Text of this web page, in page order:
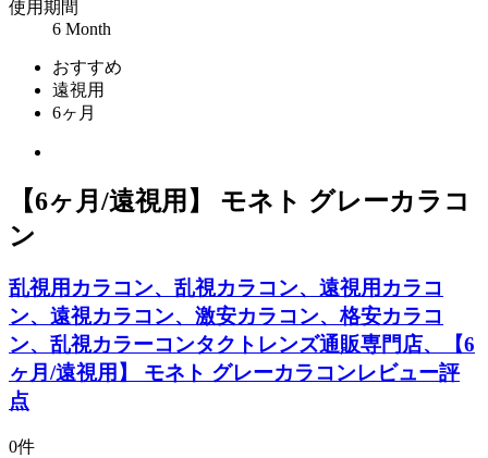
使用期間
6 Month
おすすめ
遠視用
6ヶ月
【6ヶ月/遠視用】 モネト グレーカラコ
ン
乱視用カラコン、乱視カラコン、遠視用カラコ
ン、遠視カラコン、激安カラコン、格安カラコ
ン、乱視カラーコンタクトレンズ通販専門店、【6
ヶ月/遠視用】 モネト グレーカラコンレビュー評
点
0件